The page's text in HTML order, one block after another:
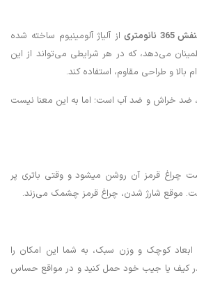
365 نانومتری
از آلیاژ آلومینیوم ساخته شده
می‌دهد، که در هر شرایطی می‌تواند از این
بالا و طراحی مقاوم، استفاده کند.
، ضد خراش و ضد آب است؛ اما به این معنا نیست
چراغ قرمز آن روشن میشود و وقتی باتری پر
موقع شارژ شدن، چراغ قرمز چشمک می‌زند.
ابعاد کوچک و وزن سبک، به شما این امکان را
کیف یا جیب خود حمل کنید و در مواقع حساس